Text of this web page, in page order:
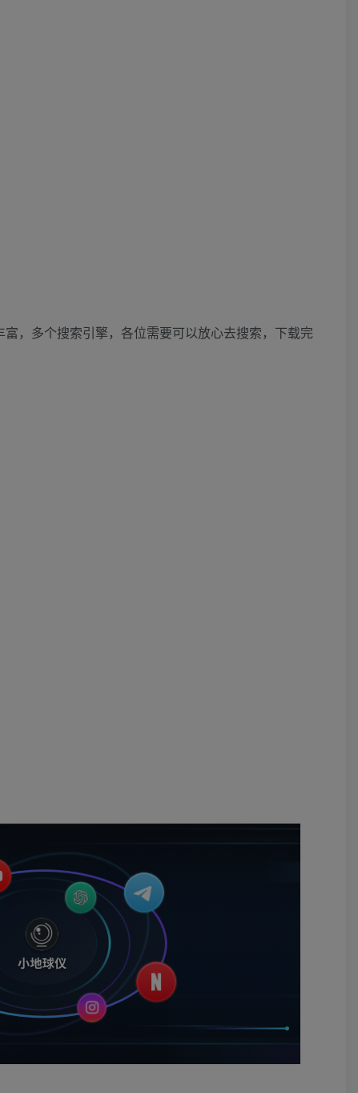
，多个搜索引擎，各位需要可以放心去搜索，下载完